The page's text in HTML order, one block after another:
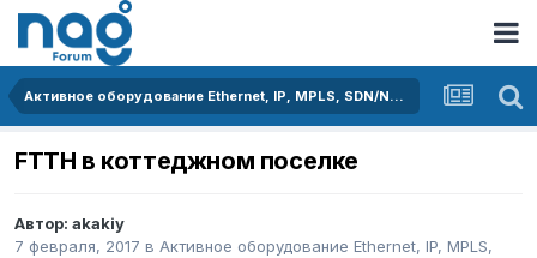
Активное оборудование Ethernet, IP, MPLS, SDN/NFV...
FTTH в коттеджном поселке
Автор: akakiy
7 февраля, 2017 в Активное оборудование Ethernet, IP, MPLS,